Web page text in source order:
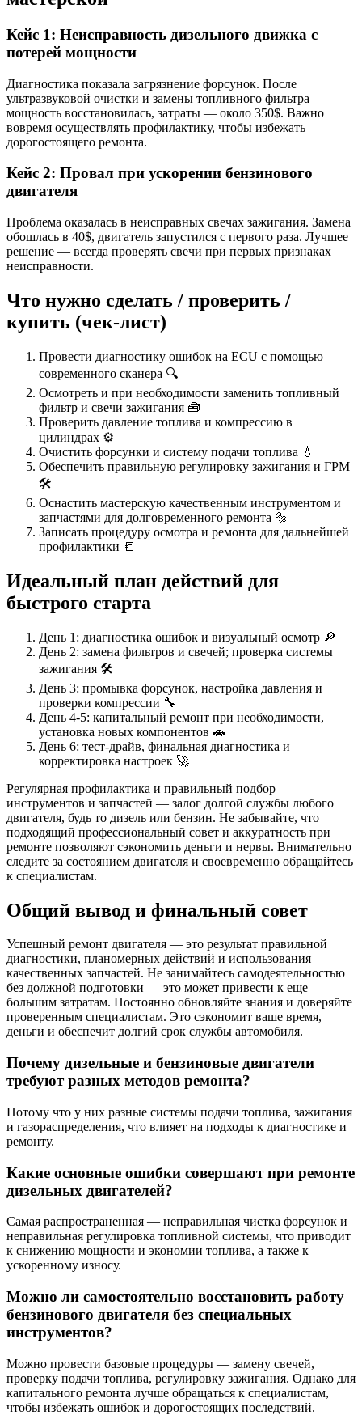
Кейс 1: Неисправность дизельного движка с
потерей мощности
Диагностика показала загрязнение форсунок. После
ультразвуковой очистки и замены топливного фильтра
мощность восстановилась, затраты — около 350$. Важно
вовремя осуществлять профилактику, чтобы избежать
дорогостоящего ремонта.
Кейс 2: Провал при ускорении бензинового
двигателя
Проблема оказалась в неисправных свечах зажигания. Замена
обошлась в 40$, двигатель запустился с первого раза. Лучшее
решение — всегда проверять свечи при первых признаках
неисправности.
Что нужно сделать / проверить /
купить (чек-лист)
Провести диагностику ошибок на ECU с помощью
современного сканера 🔍
Осмотреть и при необходимости заменить топливный
фильтр и свечи зажигания 🧰
Проверить давление топлива и компрессию в
цилиндрах ⚙️
Очистить форсунки и систему подачи топлива 💧
Обеспечить правильную регулировку зажигания и ГРМ
🛠️
Оснастить мастерскую качественным инструментом и
запчастями для долговременного ремонта 🔩
Записать процедуру осмотра и ремонта для дальнейшей
профилактики 📒
Идеальный план действий для
быстрого старта
День 1: диагностика ошибок и визуальный осмотр 🔎
День 2: замена фильтров и свечей; проверка системы
зажигания 🛠️
День 3: промывка форсунок, настройка давления и
проверки компрессии 🔧
День 4-5: капитальный ремонт при необходимости,
установка новых компонентов 🚗
День 6: тест-драйв, финальная диагностика и
корректировка настроек 🚀
Регулярная профилактика и правильный подбор
инструментов и запчастей — залог долгой службы любого
двигателя, будь то дизель или бензин. Не забывайте, что
подходящий профессиональный совет и аккуратность при
ремонте позволяют сэкономить деньги и нервы. Внимательно
следите за состоянием двигателя и своевременно обращайтесь
к специалистам.
Общий вывод и финальный совет
Успешный ремонт двигателя — это результат правильной
диагностики, планомерных действий и использования
качественных запчастей. Не занимайтесь самодеятельностью
без должной подготовки — это может привести к еще
большим затратам. Постоянно обновляйте знания и доверяйте
проверенным специалистам. Это сэкономит ваше время,
деньги и обеспечит долгий срок службы автомобиля.
Почему дизельные и бензиновые двигатели
требуют разных методов ремонта?
Потому что у них разные системы подачи топлива, зажигания
и газораспределения, что влияет на подходы к диагностике и
ремонту.
Какие основные ошибки совершают при ремонте
дизельных двигателей?
Самая распространенная — неправильная чистка форсунок и
неправильная регулировка топливной системы, что приводит
к снижению мощности и экономии топлива, а также к
ускоренному износу.
Можно ли самостоятельно восстановить работу
бензинового двигателя без специальных
инструментов?
Можно провести базовые процедуры — замену свечей,
проверку подачи топлива, регулировку зажигания. Однако для
капитального ремонта лучше обращаться к специалистам,
чтобы избежать ошибок и дорогостоящих последствий.